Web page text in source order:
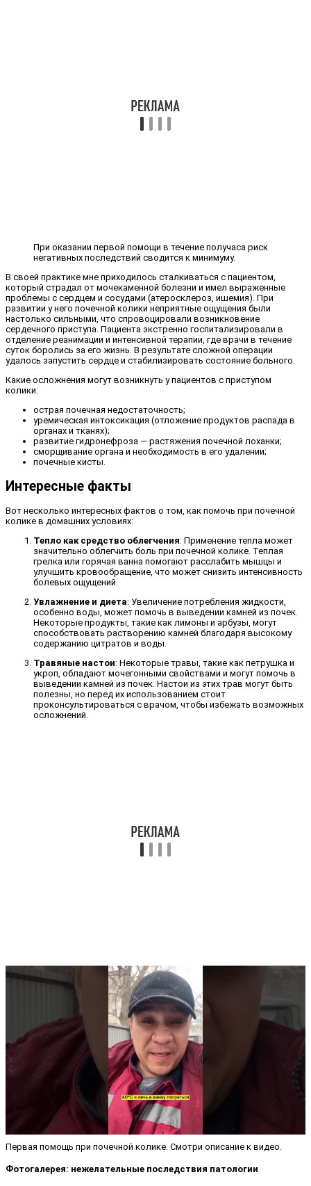
При оказании первой помощи в течение получаса риск
негативных последствий сводится к минимуму.
В своей практике мне приходилось сталкиваться с пациентом,
который страдал от мочекаменной болезни и имел выраженные
проблемы с сердцем и сосудами (атеросклероз, ишемия). При
развитии у него почечной колики неприятные ощущения были
настолько сильными, что спровоцировали возникновение
сердечного приступа. Пациента экстренно госпитализировали в
отделение реанимации и интенсивной терапии, где врачи в течение
суток боролись за его жизнь. В результате сложной операции
удалось запустить сердце и стабилизировать состояние больного.
Какие осложнения могут возникнуть у пациентов с приступом
колики:
острая почечная недостаточность;
уремическая интоксикация (отложение продуктов распада в
органах и тканях);
развитие гидронефроза — растяжения почечной лоханки;
сморщивание органа и необходимость в его удалении;
почечные кисты.
Интересные факты
Вот несколько интересных фактов о том, как помочь при почечной
колике в домашних условиях:
Тепло как средство облегчения: Применение тепла может
значительно облегчить боль при почечной колике. Теплая
грелка или горячая ванна помогают расслабить мышцы и
улучшить кровообращение, что может снизить интенсивность
болевых ощущений.
Увлажнение и диета: Увеличение потребления жидкости,
особенно воды, может помочь в выведении камней из почек.
Некоторые продукты, такие как лимоны и арбузы, могут
способствовать растворению камней благодаря высокому
содержанию цитратов и воды.
Травяные настои: Некоторые травы, такие как петрушка и
укроп, обладают мочегонными свойствами и могут помочь в
выведении камней из почек. Настои из этих трав могут быть
полезны, но перед их использованием стоит
проконсультироваться с врачом, чтобы избежать возможных
осложнений.
Первая помощь при почечной колике. Смотри описание к видео.
Фотогалерея: нежелательные последствия патологии